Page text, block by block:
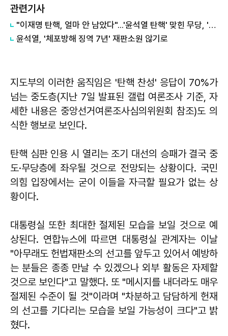
관련기사
"이재명 탄핵, 얼마 안 남았다"...'윤석열 탄핵' 맞힌 무당, '성지글' 등장
윤석열, '체포방해 징역 7년' 재판소원 않기로
지도부의 이러한 움직임은 '탄핵 찬성' 응답이 70%가
넘는 중도층(지난 7일 발표된 갤럽 여론조사 기준, 자
세한 내용은 중앙선거여론조사심의위원회 참조)도 의
식한 행보로 보인다.
탄핵 심판 인용 시 열리는 조기 대선의 승패가 결국 중
도·무당층에 좌우될 것으로 전망되는 상황이다. 국민
의힘 입장에서는 굳이 이들을 자극할 필요가 없는 상
황이다.
대통령실 또한 최대한 절제된 모습을 보일 것으로 예
상된다. 연합뉴스에 따르면 대통령실 관계자는 이날
"아무래도 헌법재판소의 선고를 앞두고 있어서 예방하
는 분들은 종종 만날 수 있겠으나 외부 활동은 자제할
것으로 보인다"고 말했다. 또 "메시지를 내더라도 매우
절제된 수준이 될 것"이라며 "차분하고 담담하게 헌재
의 선고를 기다리는 모습을 보일 가능성이 크다"고 밝
혔다.